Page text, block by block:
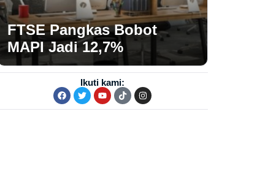
FTSE Pangkas Bobot
MAPI Jadi 12,7%
Ikuti kami: